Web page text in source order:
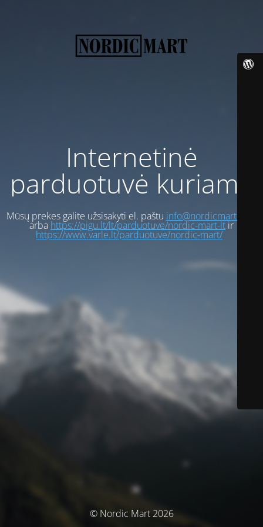
Internetinė
parduotuvė kuriama
Mūsų prekes galite užsisakyti el. paštu info@nordicmart.com
arba https://pigu.lt/lt/parduotuve/nordic-mart-ltir
https://www.varle.lt/parduotuve/nordic-mart/
© Nordic Mart 2026